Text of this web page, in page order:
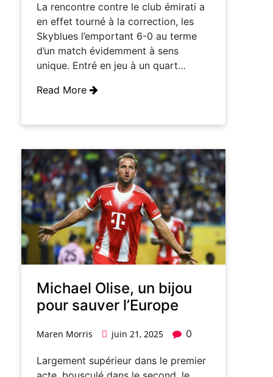
La rencontre contre le club émirati a
en effet tourné à la correction, les
Skyblues l’emportant 6-0 au terme
d’un match évidemment à sens
unique. Entré en jeu à un quart…
Read More
Michael Olise, un bijou
pour sauver l’Europe
Maren Morris juin 21, 2025 0
Largement supérieur dans le premier